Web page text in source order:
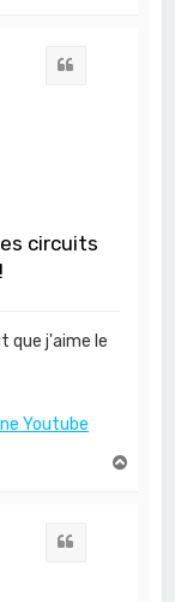
circuits
que j'aime le
Youtube